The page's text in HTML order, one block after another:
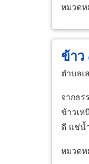
หมวดห
ข้า
ตำบลเ
จากธ
ข้าวเห
ดี แช่น้
หมวดห